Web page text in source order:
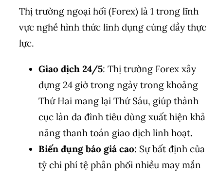
Thị trường ngoại hối (Forex) là 1 trong lĩnh
vực nghề hình thức linh đụng cùng đầy thực
lực.
Giao dịch 24/5: Thị trường Forex xây
dựng 24 giờ trong ngày trong khoảng
Thứ Hai mang lại Thứ Sáu, giúp thành
cục làn da đình tiêu dùng xuất hiện khả
năng thanh toán giao dịch linh hoạt.
Biến đụng báo giá cao: Sự bất định của
tỷ chi phí tệ phân phối nhiều may mắn